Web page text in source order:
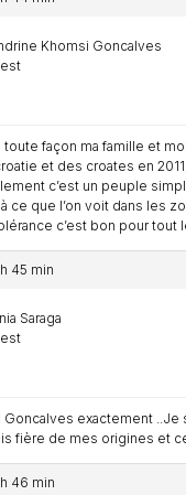
Khomsi Goncalves
toute façon ma famille et
et des croates en
c’est un peuple
à ce que l’on voit dans les
c’est bon pour tout
45 min
Saraga
Goncalves exactement ..Je
fière de mes origines et
46 min